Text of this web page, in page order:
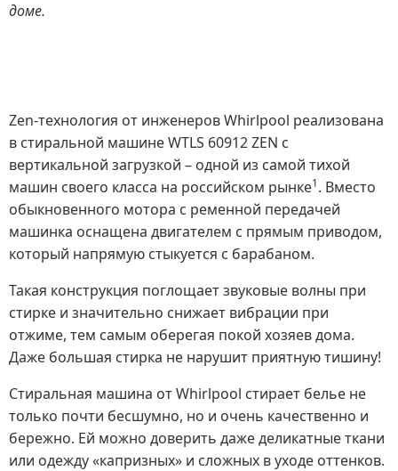
доме.
Zen-технология от инженеров Whirlpool реализована
в стиральной машинеWTLS 60912 ZEN с
вертикальной загрузкой – одной из самой тихой
машин своего класса на российском рынке1. Вместо
обыкновенного мотора с ременной передачей
машинка оснащена двигателем с прямым приводом,
который напрямую стыкуется с барабаном.
Такая конструкция поглощает звуковые волны при
стирке и значительно снижает вибрации при
отжиме, тем самым оберегая покой хозяев дома.
Даже большая стирка не нарушит приятную тишину!
Стиральная машина от Whirlpool стирает белье не
только почти бесшумно, но и очень качественно и
бережно. Ей можно доверить даже деликатные ткани
или одежду «капризных» и сложных в уходе оттенков.